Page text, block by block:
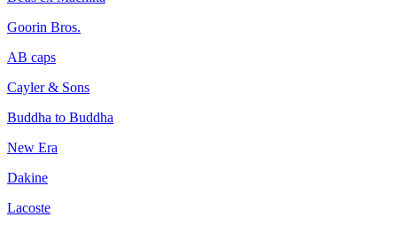
Goorin Bros.
AB caps
Cayler & Sons
Buddha to Buddha
New Era
Dakine
Lacoste